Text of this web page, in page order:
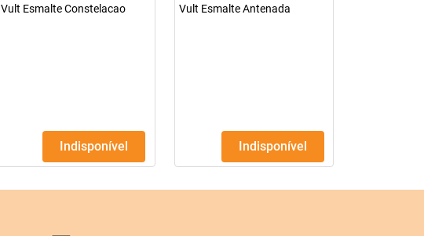
Vult Esmalte Constelacao
Indisponível
Vult Esmalte Antenada
Indisponível